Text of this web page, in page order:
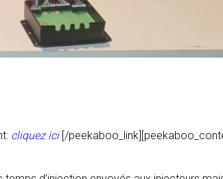
cliquez ici[/